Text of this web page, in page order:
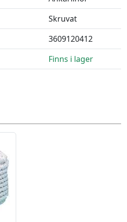
Skruvat
3609120412
Finns i lager